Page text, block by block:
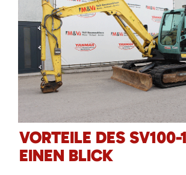
VORTEILE DES SV100-
EINEN BLICK